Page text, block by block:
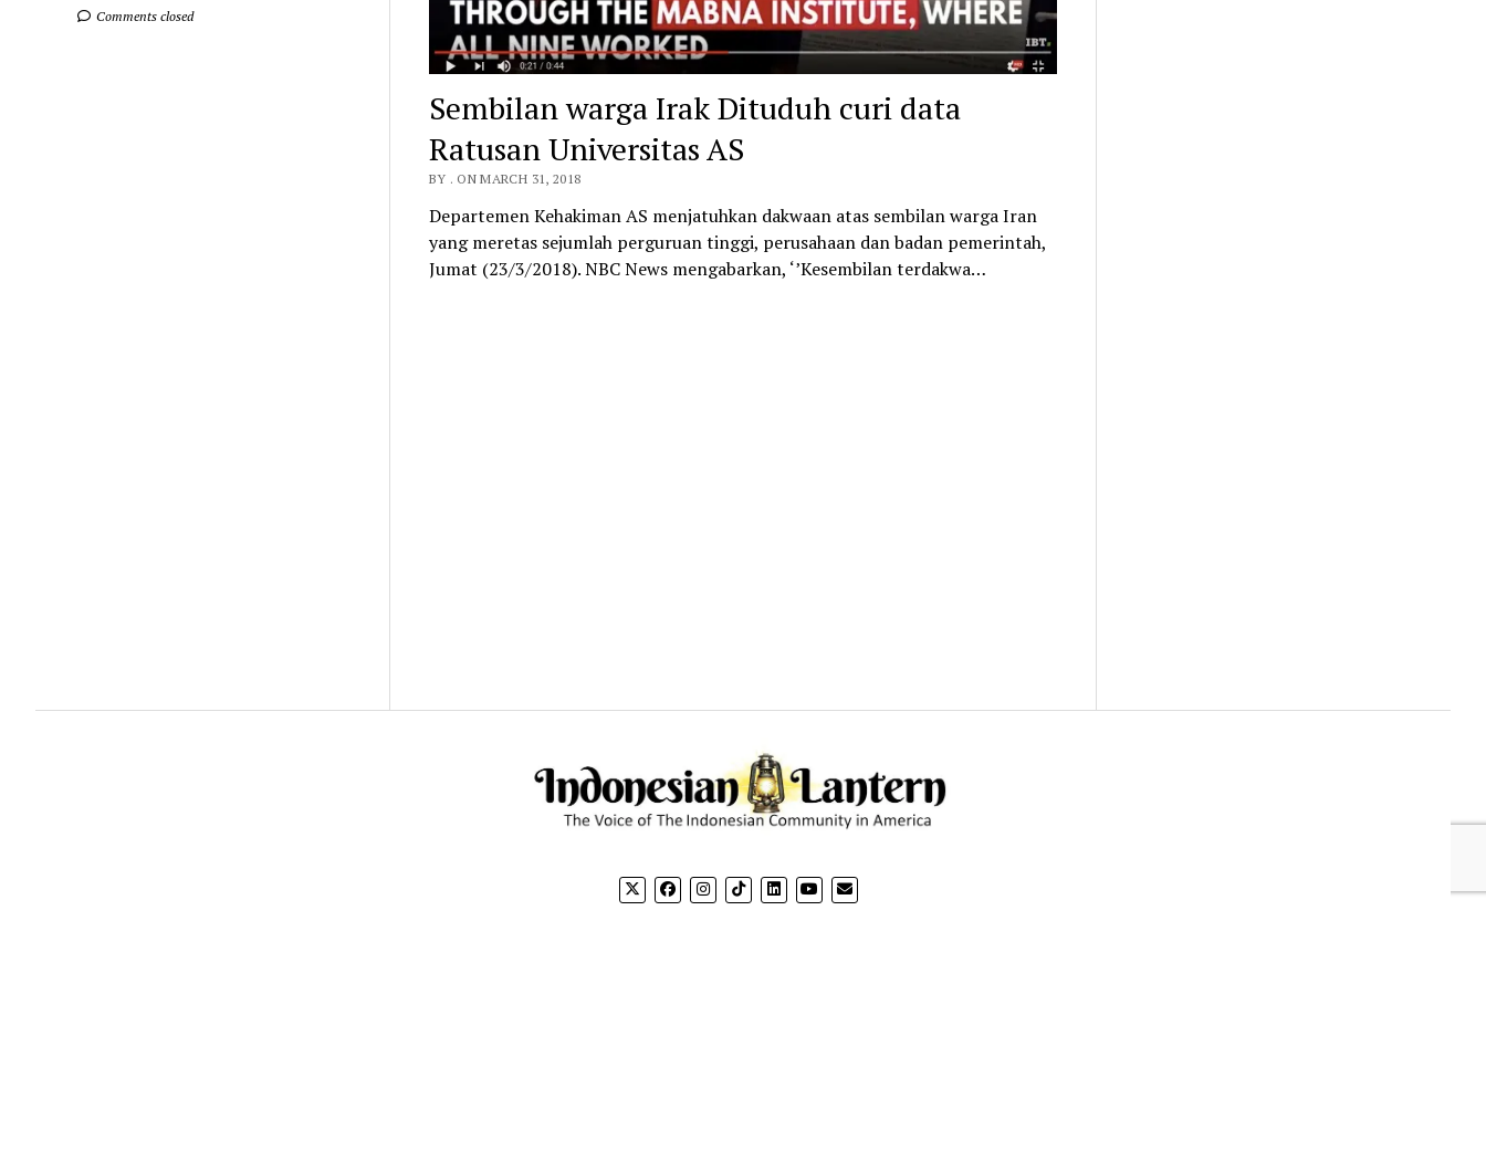
Comments closed
Sembilan warga Irak Dituduh curi data
Ratusan Universitas AS
BY . ON MARCH 31, 2018
Departemen Kehakiman AS menjatuhkan dakwaan atas sembilan warga Iran
yang meretas sejumlah perguruan tinggi, perusahaan dan badan pemerintah,
Jumat (23/3/2018). NBC News mengabarkan, ‘’Kesembilan terdakwa…